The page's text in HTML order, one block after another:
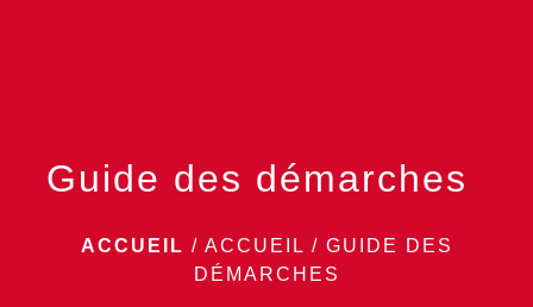
Guide des démarches
ACCUEIL / ACCUEIL / GUIDE DES
DÉMARCHES